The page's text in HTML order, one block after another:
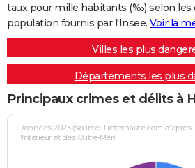
taux pour mille habitants (‰) selon les
population fournis par l'Insee. Voir la
Villes les plus
Départements les plus
Principaux crimes et délits à
Données 2025 (source : Linternaute.com d'après
l'Intérieur et des Outre-Mer)